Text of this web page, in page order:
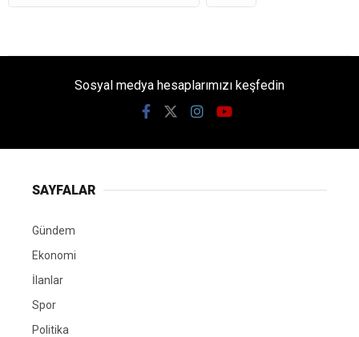
Sosyal medya hesaplarımızı keşfedin
SAYFALAR
Gündem
Ekonomi
İlanlar
Spor
Politika